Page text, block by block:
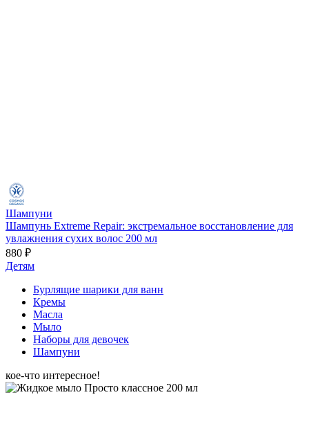
Шампуни
Шампунь Extreme Repair: экстремальное восстановление для
увлажнения сухих волос 200 мл
880 ₽
Детям
Бурлящие шарики для ванн
Кремы
Масла
Мыло
Наборы для девочек
Шампуни
кое-что интересное!